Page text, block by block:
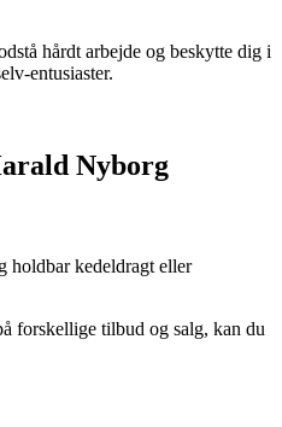
hårdt arbejde og beskytte dig i
entusiaster.
Nyborg
holdbar kedeldragt eller
forskellige tilbud og salg, kan du